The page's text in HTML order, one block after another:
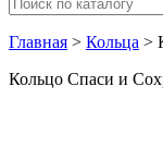
Главная > Кольца >
Кольцо Спаси и